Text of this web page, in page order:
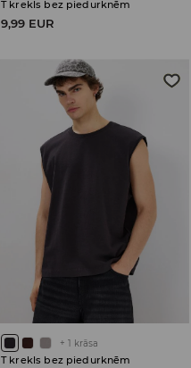
T krekls bez piedurknēm
9,99 EUR
+ 1 krāsa
T krekls bez piedurknēm